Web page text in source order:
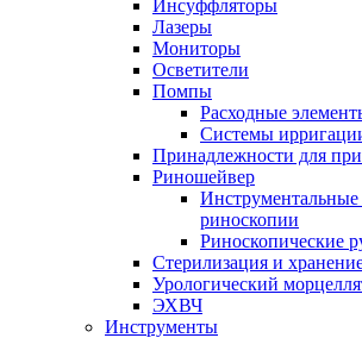
Инсуффляторы
Лазеры
Мониторы
Осветители
Помпы
Расходные
Системы
Принадлежности для
Риношейвер
Инструментальные
риноскопии
Риноскопические
Стерилизация и
Урологический
ЭХВЧ
Инструменты